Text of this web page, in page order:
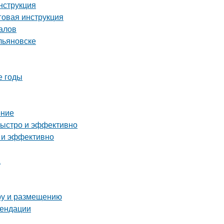
инструкция
годы
и эффективно
эффективно
и размещению